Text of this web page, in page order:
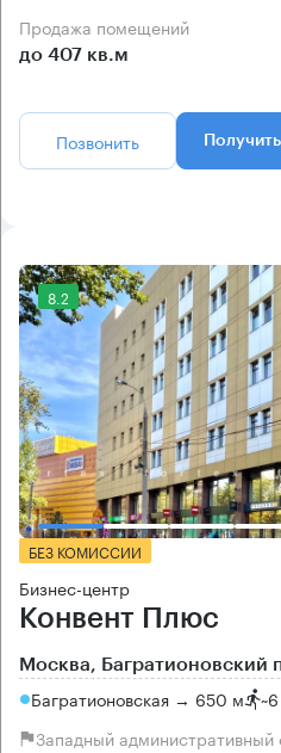
Продажа помещений
до 407 кв.м
Позвонить
8.2
БЕЗ КОМИССИИ
Бизнес-центр
Конвент Плюс
Москва, Багратионовский
Багратионовская → 650 м ~
Западный административный